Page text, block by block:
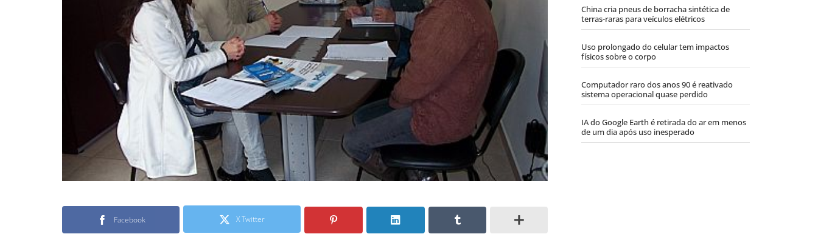
Facebook X Twitter
China cria pneus de borracha sintética de
terras-raras para veículos elétricos
Uso prolongado do celular tem impactos
físicos sobre o corpo
Computador raro dos anos 90 é reativado
sistema operacional quase perdido
IA do Google Earth é retirada do ar em menos
de um dia após uso inesperado